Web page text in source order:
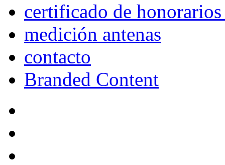
certificado de
medición antenas
contacto
Branded Content